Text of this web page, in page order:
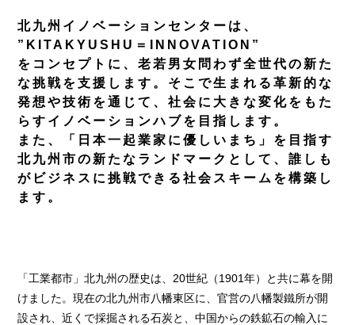
北九州イノベーションセンターは、
”KITAKYUSHU＝INNOVATION”
をコンセプトに、老若男女問わず全世代の新た
な挑戦を支援します。そこで生まれる革新的な
発想や技術を通じて、社会に大きな変化をもた
らすイノベーションハブを目指します。
また、「日本一起業家に優しいまち」を目指す
北九州市の新たなランドマークとして、誰しも
がビジネスに挑戦できる社会スキームを構築し
ます。
「工業都市」北九州の歴史は、20世紀（1901年）と共に幕を開
けました。現在の北九州市八幡東区に、官営の八幡製鐵所が開
設され、近くで採掘される石炭と、中国からの鉄鉱石の輸入に